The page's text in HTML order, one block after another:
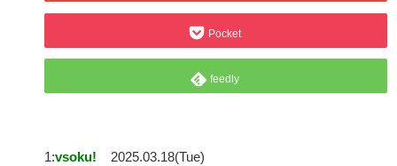
Pocket
feedly
1:vsoku!
2025.03.18(Tue)